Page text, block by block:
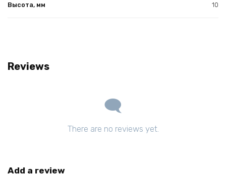
Высота, мм 10
Reviews
There are no reviews yet.
Add a review